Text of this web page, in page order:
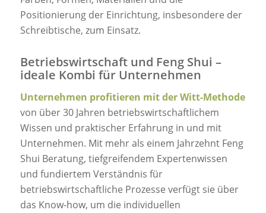
Positionierung der Einrichtung, insbesondere der
Schreibtische, zum Einsatz.
Betriebswirtschaft und Feng Shui –
ideale Kombi für Unternehmen
Unternehmen profitieren mit der Witt-Methode
von über 30 Jahren betriebswirtschaftlichem
Wissen und praktischer Erfahrung in und mit
Unternehmen. Mit mehr als einem Jahrzehnt Feng
Shui Beratung, tiefgreifendem Expertenwissen
und fundiertem Verständnis für
betriebswirtschaftliche Prozesse verfügt sie über
das Know-how, um die individuellen